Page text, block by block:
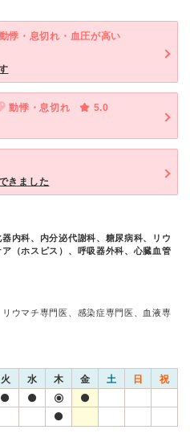
動悸・息切れ・血圧が高い
動悸・息切れ
5.0
きました
内科、内分泌代謝科、糖尿病科、リウ
（ホスピス）、呼吸器外科、心臓血管
ウマチ専門医、感染症専門医、血液専
火 水 木 金 土 日 祝